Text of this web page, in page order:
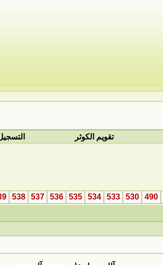
تقويم الكوثر
490
530
533
534
535
536
537
538